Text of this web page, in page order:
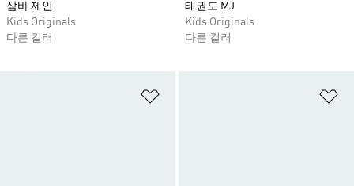
삼바 제인
Kids Originals
다른 컬러
태권도 MJ
Kids Originals
다른 컬러